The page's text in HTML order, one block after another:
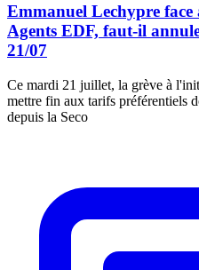
Emmanuel Lechypre face
Agents EDF, faut-il
21/07
Ce mardi 21 juillet, la grève à
mettre fin aux tarifs préférentiels
depuis la Seco